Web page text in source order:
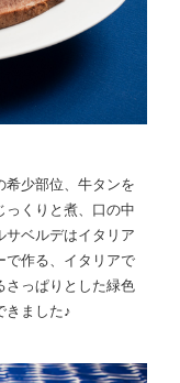
希少部位、牛タンを
っくりと煮、口の中
サベルデはイタリア
で作る、イタリアで
さっぱりとした緑色
きました♪